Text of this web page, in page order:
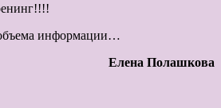
информации…
Елена Полашкова